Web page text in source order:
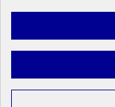
conforme
Politique
Sauf mention contraire,